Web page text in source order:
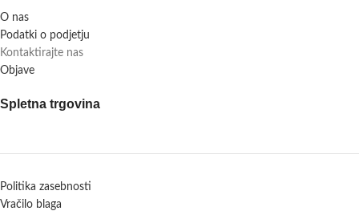
O nas
Podatki o podjetju
Kontaktirajte nas
Objave
Spletna trgovina
Politika zasebnosti
Vračilo blaga